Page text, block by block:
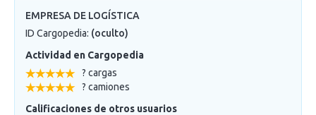
EMPRESA DE LOGÍSTICA
ID Cargopedia: (oculto)
Actividad en Cargopedia
? cargas
? camiones
Calificaciones de otros usuarios